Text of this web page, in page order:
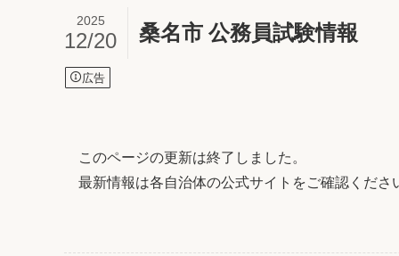
桑名市 公務員試験情報
2025
12/20
広告
このページの更新は終了しました。
最新情報は各自治体の公式サイトをご確認くださ